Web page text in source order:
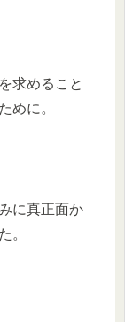
求めること
めに。
に真正面か
。